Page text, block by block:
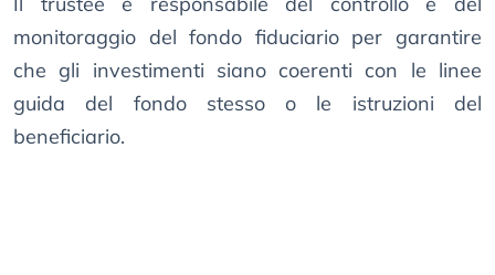
monitoraggio del fondo fiduciario per garantire
che gli investimenti siano coerenti con le linee
guida del fondo stesso o le istruzioni del
beneficiario.